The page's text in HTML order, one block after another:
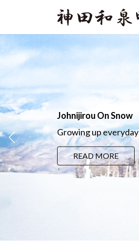
ツ
キ
ッ
プ
シ
に
移
動
Johnijirou On Snow
Growing up everyday
READ MORE